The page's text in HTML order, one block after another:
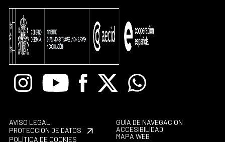
InstagramYoutube Facebook
X Whatsapp
AVISO LEGAL
PROTECCIÓN DE DATOS
POLÍTICA DE COOKIES
GUÍA DE NAVEGACIÓN
ACCESIBILIDAD
MAPA WEB